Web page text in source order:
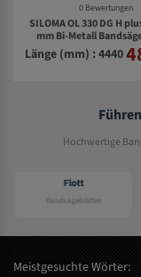
0 Bewertungen
SILOMA OL 330 DG H
mm Bi-Metall
Länge (mm) : 4440
Hochwertige
Flott
Bandsägeblätter
Meistgesuchte Wörter: